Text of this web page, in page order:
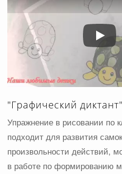
Play
"Графический диктант"
Упражнение в рисовании по
подходит для развития
произвольности действий,
в работе по формированию